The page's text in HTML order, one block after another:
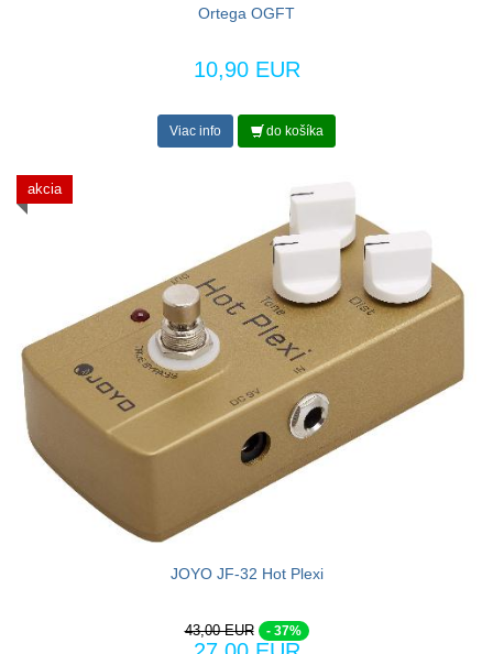
Ortega OGFT
10,90 EUR
Viac info do košíka
akcia
JOYO JF-32 Hot Plexi
43,00 EUR - 37%